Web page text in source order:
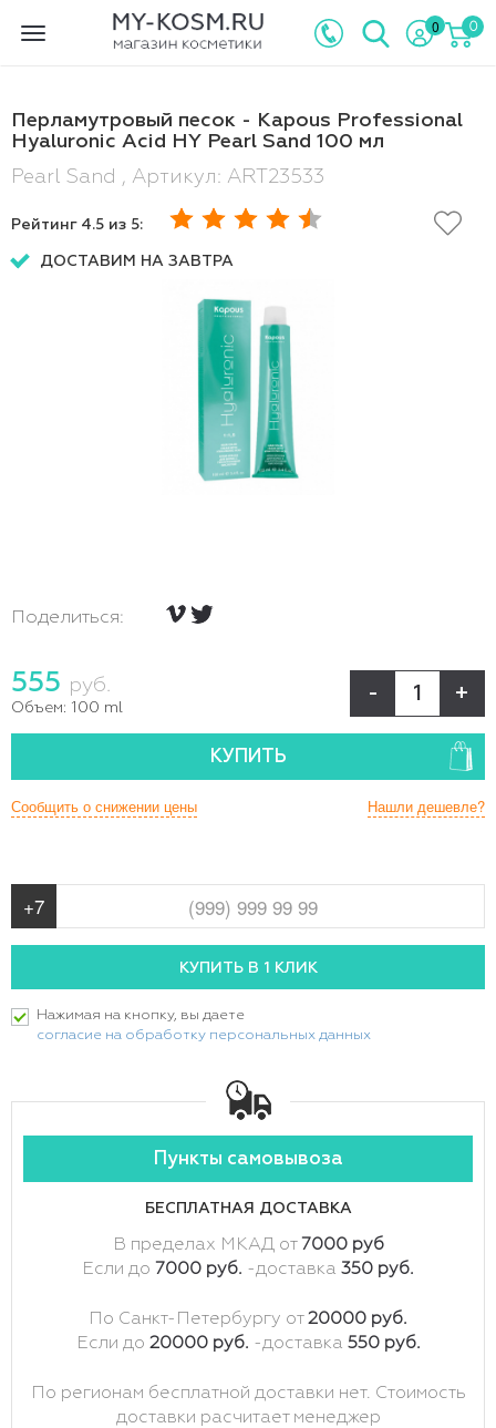
Toggle
0 0
Перламутровый песок - Kapous Professional
Hyaluronic Acid HY Pearl Sand 100 мл
Pearl Sand , Артикул: ART23533
Рейтинг 4.5 из 5:
ДОСТАВИМ НА ЗАВТРА
Поделиться:
555 руб.
Объем: 100 ml
- +
КУПИТЬ
Нашли дешевле?
Сообщить о снижении цены
Нажимая на кнопку, вы даете
согласие на обработку персональных данных
Пункты самовывоза
БЕСПЛАТНАЯ ДОСТАВКА
В пределах МКАД от 7000 руб
Если до 7000 руб. -доставка 350 руб.
По Санкт-Петербургу от20000 руб.
Если до 20000 руб. -доставка 550 руб.
По регионам бесплатной доставки нет. Стоимость
доставки расчитает менеджер